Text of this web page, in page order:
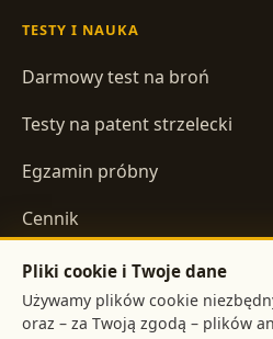
TESTY I NAUKA
Darmowy test na broń
Testy na patent strzelecki
Egzamin próbny
Cennik
INFORMACJE
Regulamin
Pliki cookie i Twoje dane
Używamy plików cookie
oraz – za Twoją zgodą – plików